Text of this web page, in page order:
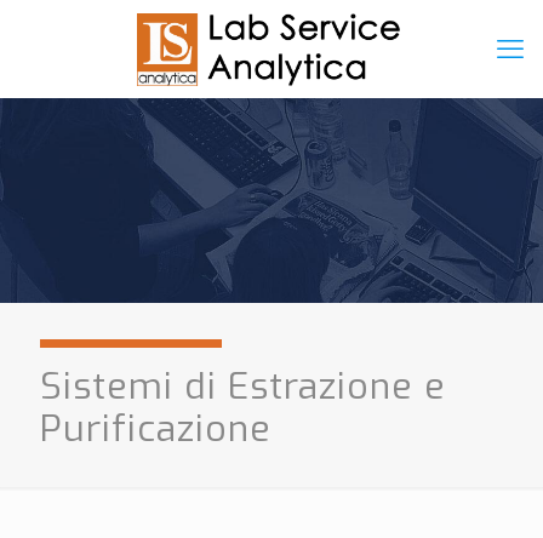
Sistemi di Estrazione e
Purificazione